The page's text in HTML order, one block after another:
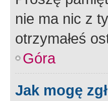
nie ma nic z
otrzymałeś
Góra
Jak mogę